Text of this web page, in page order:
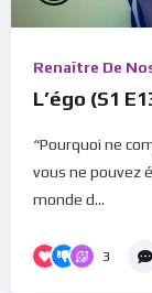
Renaître De
L’égo (S1
“Pourquoi ne
vous ne pouvez
monde d...
3